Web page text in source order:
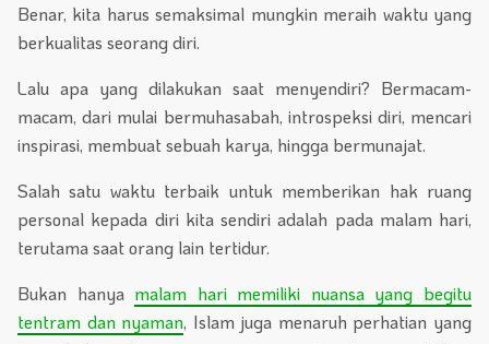
Benar, kita harus semaksimal mungkin meraih waktu yang
berkualitas seorang diri.
Lalu apa yang dilakukan saat menyendiri? Bermacam-
macam, dari mulai bermuhasabah, introspeksi diri, mencari
inspirasi, membuat sebuah karya, hingga bermunajat.
Salah satu waktu terbaik untuk memberikan hak ruang
personal kepada diri kita sendiri adalah pada malam hari,
terutama saat orang lain tertidur.
Bukan hanya malam hari memiliki nuansa yang begitu
tentram dan nyaman, Islam juga menaruh perhatian yang